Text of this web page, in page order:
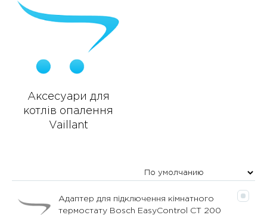
Аксесуари для
котлів опалення
Vaillant
Адаптер для підключення кімнатного
термостату Bosch EasyControl CT 200